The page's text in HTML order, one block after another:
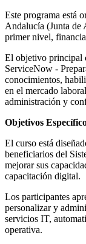
Este programa está
Andalucía (Junta de
primer nivel,
El objetivo principal
ServiceNow -
conocimientos,
en el mercado
administración y
Objetivos
El curso está
beneficiarios del
mejorar sus
capacitación digital.
Los participantes
personalizar y
servicios IT,
operativa.